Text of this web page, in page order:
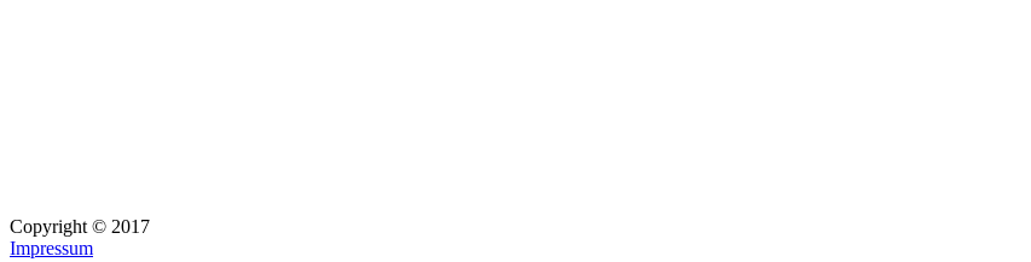
Copyright © 2017
Impressum